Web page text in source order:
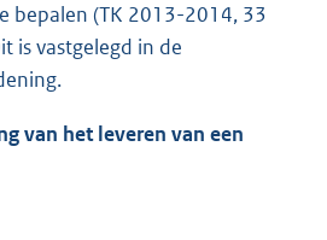
bepalen (TK 2013-2014, 33
is vastgelegd in de
van het leveren van een